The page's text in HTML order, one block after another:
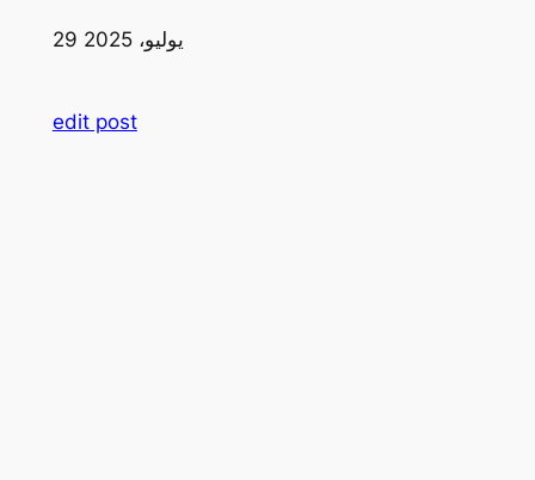
29 يوليو، 2025
edit post